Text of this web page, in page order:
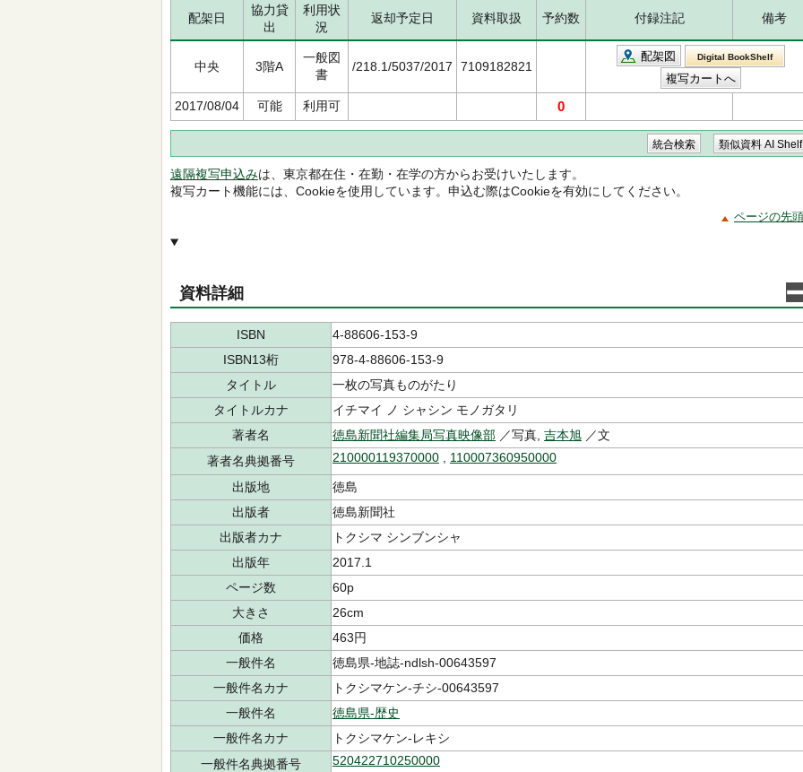
配架日
協力貸
出
利用状
況
返却予定日 資料取扱 予約数 付録注記 備考
中央 3階A
一般図
書
/218.1/5037/2017 7109182821
配架図 Digital BookShelf
2017/08/04 可能 利用可 0
遠隔複写申込みは、東京都在住・在勤・在学の方からお受けいたします。
複写カート機能には、Cookieを使用しています。申込む際はCookieを有効にしてください。
ページの先
資料詳細
ISBN
4-88606-153-9
ISBN13桁
978-4-88606-153-9
タイトル
一枚の写真ものがたり
タイトルカナ
イチマイ ノ シャシン モノガタリ
著者名
徳島新聞社編集局写真映像部 ／写真, 吉本旭 ／文
著者名典拠番号
210000119370000 110007360950000
出版地
徳島
出版者
徳島新聞社
出版者カナ
トクシマ シンブンシャ
出版年
2017.1
ページ数
60p
大きさ
26cm
価格
463円
一般件名
徳島県-地誌-ndlsh-00643597
一般件名カナ
トクシマケン-チシ-00643597
一般件名
徳島県-歴史
一般件名カナ
トクシマケン-レキシ
一般件名典拠番号
520422710250000